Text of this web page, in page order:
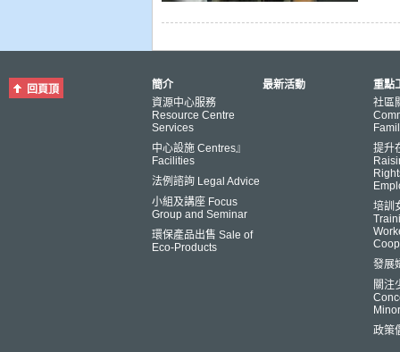
回頁頂
簡介
資源中心服務
Resource Centre
Services
中心設施 Centres』
Facilities
法例諮詢 Legal Advice
小組及講座 Focus
Group and Seminar
環保產品出售 Sale of
Eco-Products
最新活動
重點
社區
提升
培訓
發展
關注
政策